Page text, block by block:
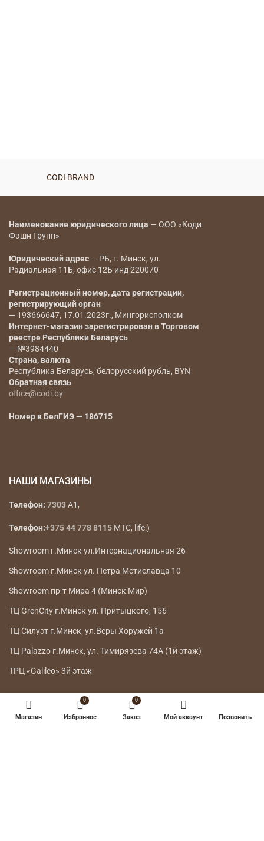
CODI BRAND
Наименование юридического лица — ООО «Коди
Фэшн Групп»
Юридический адрес — РБ, г. Минск, ул.
Радиальная 11Б, офис 12Б инд 220070
Регистрационный номер, дата регистрации,
регистрирующий орган
— 193666647, 17.01.2023г., Мингорисполком
Интернет-магазин зарегистрирован в Торговом
реестре Республики Беларусь
— №3984440
Страна, валюта
Республика Беларусь, белорусский рубль, BYN
Обратная связь
office@codi.by
Номер в БелГИЭ — 186715
НАШИ МАГАЗИНЫ
Телефон: 7303A1,
Телефон:+375 44 778 8115 МТС, life:)
Showroom г.Минск ул.Интернациональная 26
Showroom г.Минск ул. Петра Мстиславца 10
Showroom пр-т Мира 4 (Минск Мир)
ТЦ GrenCity г.Минск ул. Притыцкого, 156
ТЦ Силуэт г.Минск, ул.Веры Хоружей 1а
ТЦ Palazzo г.Минск, ул. Тимирязева 74А (1й этаж)
ТРЦ «Galileo» 3й этаж
ГЛАВНОЕ МЕНЮ
Магазин
0
Избранное
0
Заказ Мой аккаунт Позвонить